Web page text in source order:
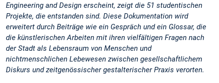
Engineering and Design erscheint, zeigt die 51 studentischen
Projekte, die entstanden sind. Diese Dokumentation wird
erweitert durch Beiträge wie ein Gespräch und ein Glossar, die
die künstlerischen Arbeiten mit ihren vielfältigen Fragen nach
der Stadt als Lebensraum von Menschen und
nichtmenschlichen Lebewesen zwischen gesellschaftlichem
Diskurs und zeitgenössischer gestalterischer Praxis verorten.